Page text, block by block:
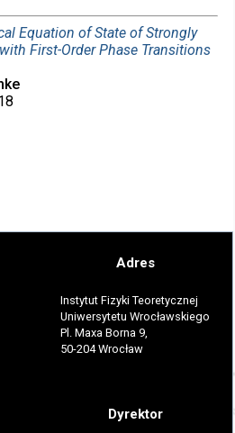
Equation of State of Strongly
First-Order Phase Transitions
Adres
Instytut Fizyki Teoretycznej
Uniwersytetu Wrocławskiego
Pl. Maxa Borna 9,
50-204 Wrocław
Dyrektor